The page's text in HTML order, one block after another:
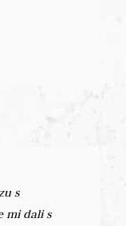
s
mi dali s